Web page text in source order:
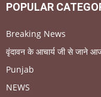
POPULAR
Breaking News
वृंदावन के आचार्य जी से जाने
Punjab
NEWS